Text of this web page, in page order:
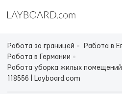
Работа за границей
Работа в
Работа в Германии
Работа уборка жилых
118556 | Layboard.com